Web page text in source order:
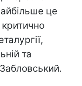
це
критично
та